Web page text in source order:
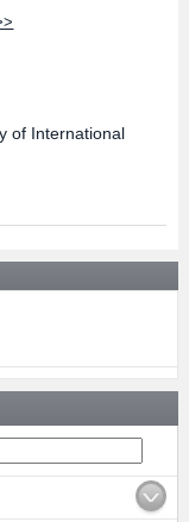
of International